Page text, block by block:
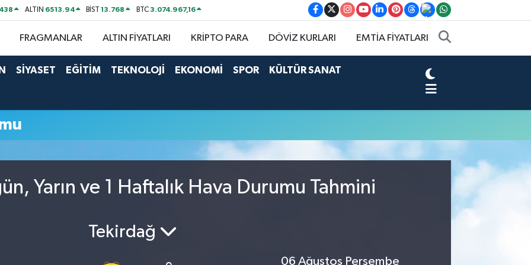
ALTIN 6513.94 BİST13.768 BTC3.074.967,16
FRAGMANLAR ALTIN FİYATLARI KRİPTO PARA DÖVİZ KURLARI EMTİA FİYATLARI
SİYASET EĞİTİM TEKNOLOJİ EKONOMİ SPOR KÜLTÜR SANAT
Yarın ve 1 Haftalık Hava Durumu Tahmini
Tekirdağ
06 Ağustos Perşembe